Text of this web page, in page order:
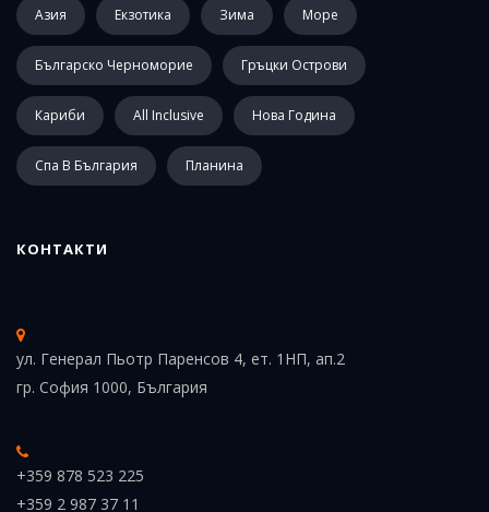
Азия Екзотика Зима Море
Българско Черноморие Гръцки Острови
Кариби All Inclusive Нова Година
Спа В България Планина
КОНТАКТИ
ул. Генерал Пьотр Паренсов 4, ет. 1НП, ап.2
гр. София 1000, България
+359 878 523 225
+359 2 987 37 11